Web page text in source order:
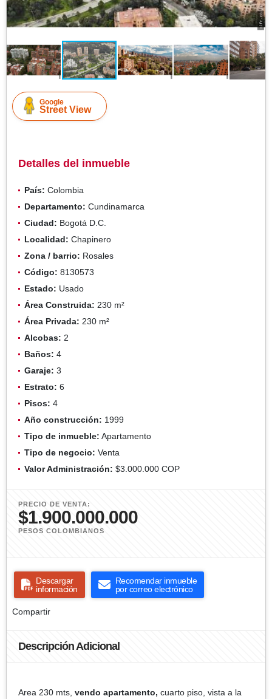
Google
Street View
Detalles del inmueble
País: Colombia
Departamento: Cundinamarca
Ciudad: Bogotá D.C.
Localidad: Chapinero
Zona / barrio: Rosales
Código: 8130573
Estado: Usado
Área Construida: 230 m²
Área Privada: 230 m²
Alcobas: 2
Baños: 4
Garaje: 3
Estrato: 6
Pisos: 4
Año construcción: 1999
Tipo de inmueble: Apartamento
Tipo de negocio: Venta
Valor Administración: $3.000.000 COP
PRECIO DE VENTA:
$1.900.000.000
PESOS COLOMBIANOS
Descargar
información
Recomendar inmueble
por correo electrónico
Compartir
Descripción Adicional
Area 230 mts, vendo apartamento, cuarto piso, vista a la